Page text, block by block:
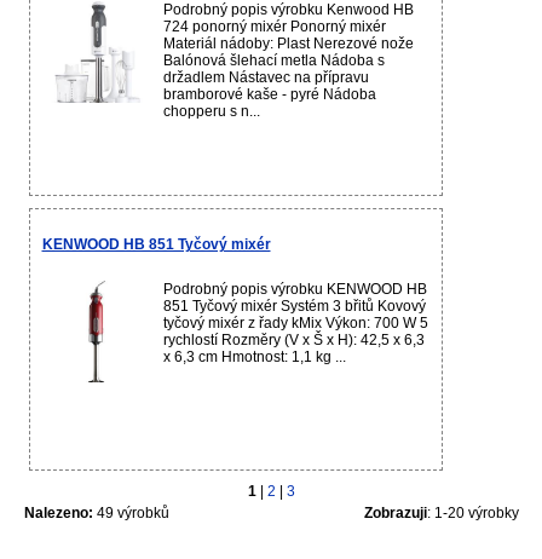
Podrobný popis výrobku Kenwood HB
724 ponorný mixér Ponorný mixér
Materiál nádoby: Plast Nerezové nože
Balónová šlehací metla Nádoba s
držadlem Nástavec na přípravu
bramborové kaše - pyré Nádoba
chopperu s n...
KENWOOD HB 851 Tyčový mixér
Podrobný popis výrobku KENWOOD HB
851 Tyčový mixér Systém 3 břitů Kovový
tyčový mixér z řady kMix Výkon: 700 W 5
rychlostí Rozměry (V x Š x H): 42,5 x 6,3
x 6,3 cm Hmotnost: 1,1 kg ...
1 2
3
Nalezeno: 49 výrobků Zobrazuji: 1-20 výrobky